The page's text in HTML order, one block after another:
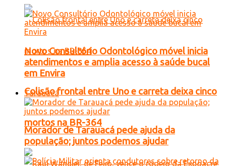
Colisão frontal entre Uno e carreta deixa cinco
mortos na BR-364
Novo Consultório Odontológico móvel inicia
atendimentos e amplia acesso à saúde bucal
em Envira
Tarauacá
Morador de Tarauacá pede ajuda da
população; juntos podemos ajudar